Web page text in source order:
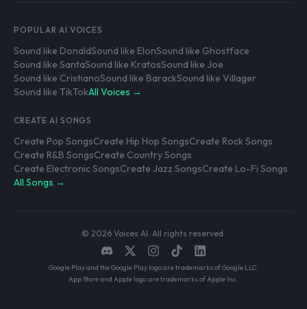
POPULAR AI VOICES
Sound like DonaldSound like ElonSound like Ghostface
Sound like SantaSound like KratosSound like Joe
Sound like CristianoSound like BarackSound like Villager
Sound like TikTokAll Voices →
CREATE AI SONGS
Create Pop SongsCreate Hip Hop SongsCreate Rock Songs
Create R&B SongsCreate Country Songs
Create Electronic SongsCreate Jazz SongsCreate Lo-Fi Songs
All Songs →
© 2026 Voices AI. All rights reserved.
Google Play and the Google Play logo are trademarks of Google LLC.
App Store and Apple logo are trademarks of Apple Inc.